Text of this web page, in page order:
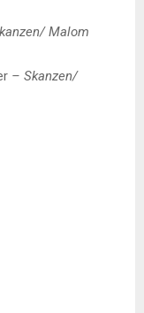
Malom
– Skanzen/